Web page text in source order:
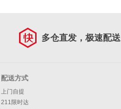
多仓直发，极速配送
配送方式
上门自提
211限时达